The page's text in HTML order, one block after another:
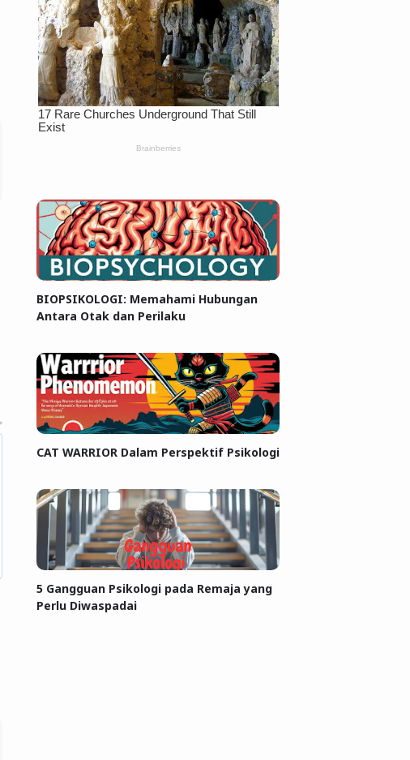
BIOPSIKOLOGI: Memahami Hubungan
Antara Otak dan Perilaku
CAT WARRIOR Dalam Perspektif Psikologi
5 Gangguan Psikologi pada Remaja yang
Perlu Diwaspadai